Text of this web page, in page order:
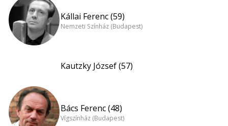
Kállai Ferenc (59)
Nemzeti Színház (Budapest)
Kautzky József (57)
Bács Ferenc (48)
Vígszínház (Budapest)